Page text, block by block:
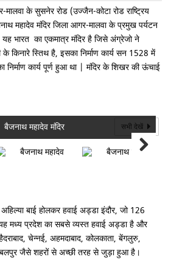
मालवा के सुसनेर रोड (उज्जैन-कोटा रोड राष्ट्रिय
महादेव मंदिर जिला आगर-मालवा के प्रमुख पर्यटन
भारत का एकमात्र मंदिर है जिसे अंग्रेजो ने
के किनारे स्तिथ है, इसका निर्माण कार्य सन 1528 में
कार्य पूर्ण हुआ था | मंदिर के शिखर की ऊंचाई
सभी देखें
बैजनाथ महादेव मंदिर
बाई होलकर हवाई अड्डा इंदौर, जो 126
मध्य प्रदेश का सबसे व्यस्त हवाई अड्डा है और
चेन्नई, अहमदाबाद, कोलकाता, बेंगलुरु,
जैसे शहरों से अच्छी तरह से जुड़ा हुआ है।